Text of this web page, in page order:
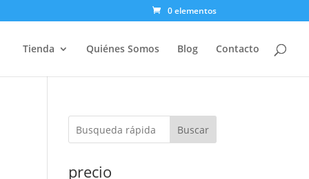
0 elementos
Tienda Quiénes Somos Blog Contacto
Buscar
precio